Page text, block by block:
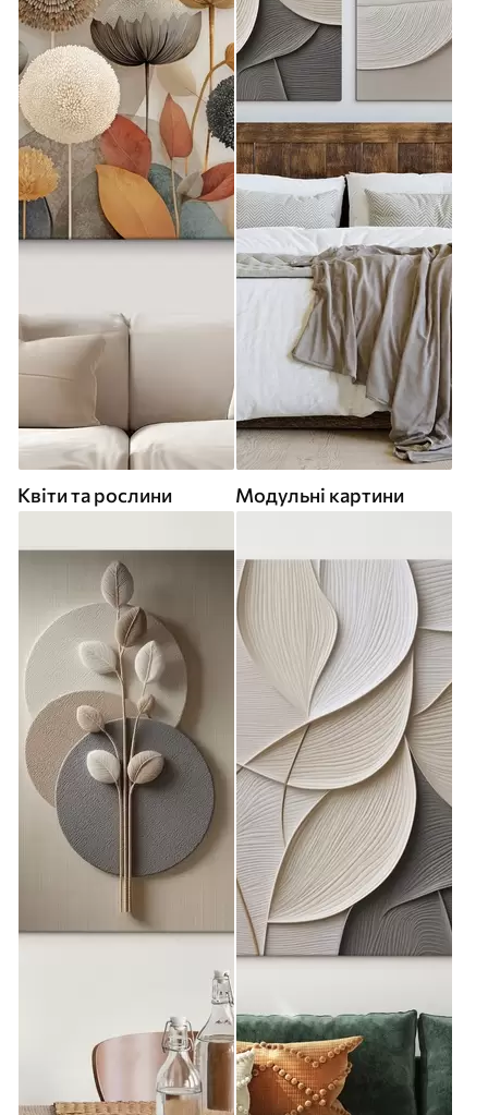
Квіти та рослини Модульні картини